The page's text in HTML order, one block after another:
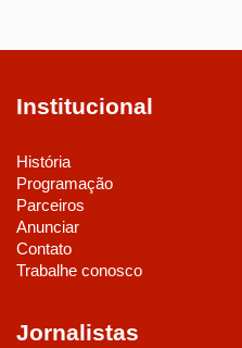
Institucional
História
Programação
Parceiros
Anunciar
Contato
Trabalhe conosco
Jornalistas